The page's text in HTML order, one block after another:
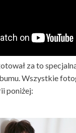
za to
Wszystkie
poniżej: